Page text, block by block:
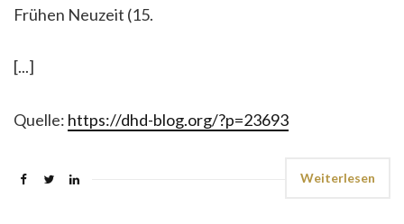
Frühen Neuzeit (15.
[...]
Quelle: https://dhd-blog.org/?p=23693
Weiterlesen